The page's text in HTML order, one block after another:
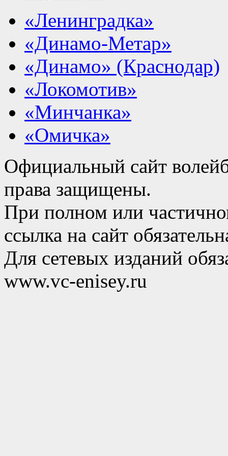
«Ленинградка»
«Динамо-Метар»
«Динамо» (Краснодар)
«Локомотив»
«Минчанка»
«Омичка»
Официальный сайт
права защищены.
При полном или
ссылка на сайт
Для сетевых изданий
www.vc-enisey.ru